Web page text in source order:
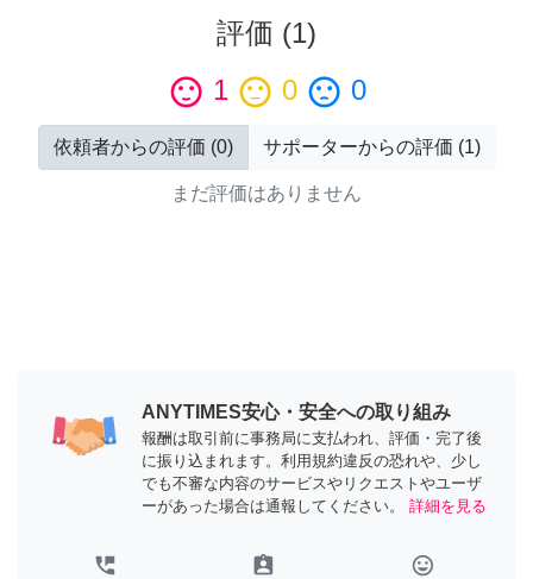
評価 (1)
sentiment_satisfied 1 sentiment_neutral 0 sentiment_dissatisfied 0
依頼者からの評価 (0) サポーターからの評価 (1)
まだ評価はありません
ANYTIMES安心・安全への取り組み
報酬は取引前に事務局に支払われ、評価・完了後
に振り込まれます。利用規約違反の恐れや、少し
でも不審な内容のサービスやリクエストやユーザ
ーがあった場合は通報してください。
詳細を見る
perm_phone_msg assignment_ind tag_faces